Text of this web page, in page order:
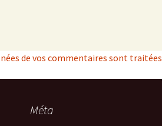
de vos commentaires sont traitées
Méta